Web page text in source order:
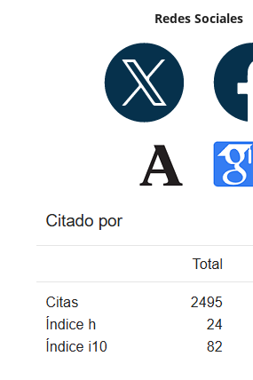
Redes Sociales